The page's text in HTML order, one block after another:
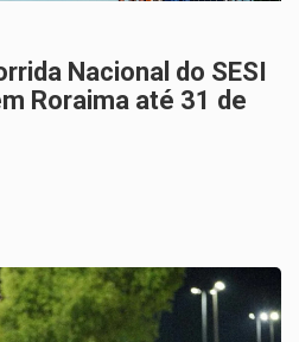
Nacional do SESI
Roraima até 31 de